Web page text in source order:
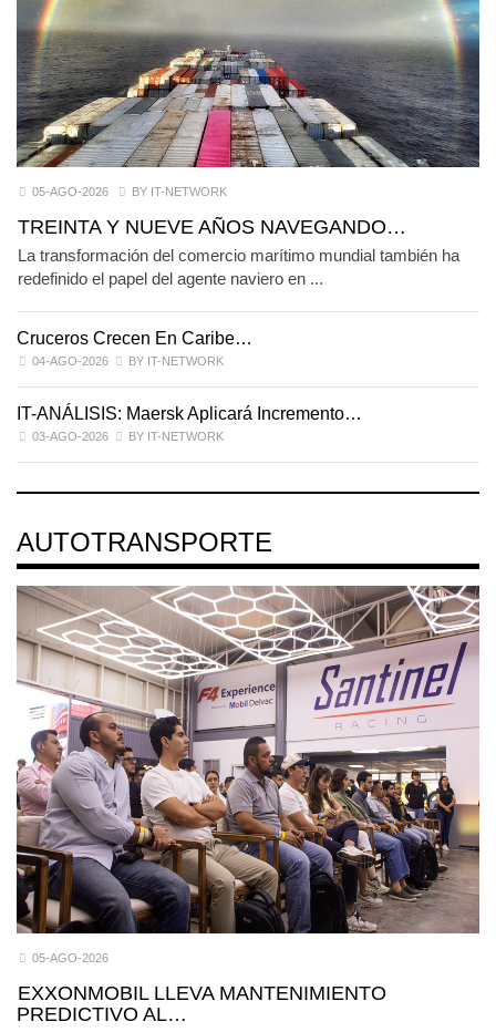
05-AGO-2026 BY IT-NETWORK
TREINTA Y NUEVE AÑOS NAVEGANDO…
La transformación del comercio marítimo mundial también ha
redefinido el papel del agente naviero en ...
Cruceros Crecen En Caribe…
04-AGO-2026 BY IT-NETWORK
IT-ANÁLISIS: Maersk Aplicará Incremento…
03-AGO-2026 BY IT-NETWORK
AUTOTRANSPORTE
05-AGO-2026
EXXONMOBIL LLEVA MANTENIMIENTO
PREDICTIVO AL…